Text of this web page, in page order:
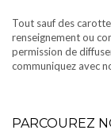
Tout sauf des
renseignement ou
permission de
communiquez avec
PARCOUREZ